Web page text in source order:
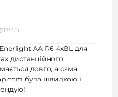
AA R6 4xBL для
дистанційного
довго, а сама
була швидкою і